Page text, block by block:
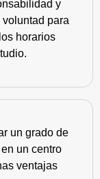
y
para
horarios
un grado de
un centro
ventajas